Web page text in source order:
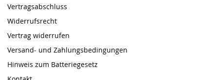
Vertragsabschluss
Widerrufsrecht
Vertrag widerrufen
Versand- und Zahlungsbedingungen
Hinweis zum Batteriegesetz